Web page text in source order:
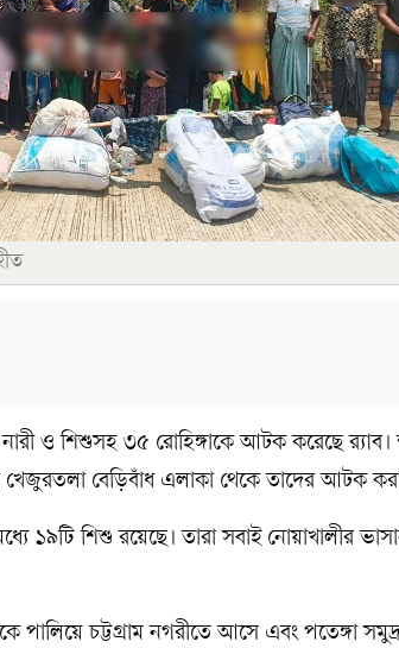
নারী ও শিশুসহ ৩৫ রোহিঙ্গাকে আটক করেছে র‍্যাব।
খেজুরতলা বেড়িবাঁধ এলাকা থেকে তাদের আটক
১৯টি শিশু রয়েছে। তারা সবাই নোয়াখালীর
পালিয়ে চট্টগ্রাম নগরীতে আসে এবং পতেঙ্গা